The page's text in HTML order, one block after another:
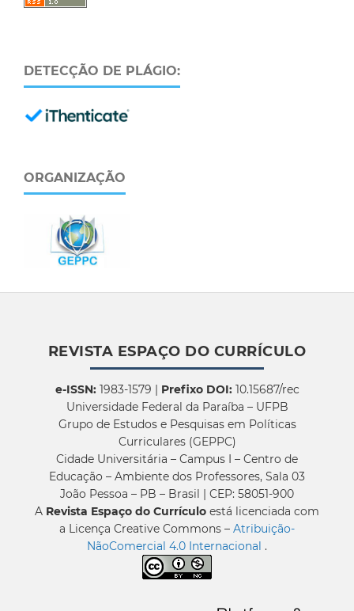
DETECÇÃO DE PLÁGIO:
ORGANIZAÇÃO
REVISTA ESPAÇO DO CURRÍCULO
e-ISSN:1983-1579 | Prefixo DOI:10.15687/rec
Universidade Federal da Paraíba – UFPB
Grupo de Estudos e Pesquisas em Políticas
Curriculares (GEPPC)
Cidade Universitária – Campus I – Centro de
Educação – Ambiente dos Professores, Sala 03
João Pessoa – PB – Brasil | CEP: 58051-900
A Revista Espaço do Currículo está licenciada com
a Licença Creative Commons – Atribuição-
NãoComercial 4.0 Internacional .